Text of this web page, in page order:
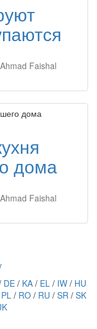
Ahmad Faishal
дома
Ahmad Faishal
DE/ KA/ EL/ IW/ HU
PL / RO / RU / SR / SK